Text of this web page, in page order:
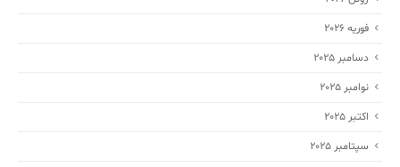
فوریه 2026
دسامبر 2025
نوامبر 2025
اکتبر 2025
سپتامبر 2025